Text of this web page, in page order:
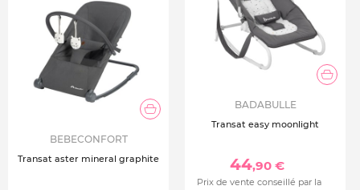
BEBECONFORT
Transat aster mineral graphite
BADABULLE
Transat easy moonlight
44,90 €
Prix de vente conseillé par la